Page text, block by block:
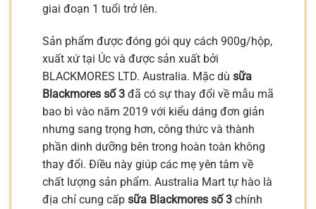
giai đoạn 1 tuổi trở lên.
Sản phẩm được đóng gói quy cách 900g/hộp,
xuất xứ tại Úc và được sản xuất bởi
BLACKMORES LTD. Australia. Mặc dù sữa
Blackmores số 3 đã có sự thay đổi về mẫu mã
bao bì vào năm 2019 với kiểu dáng đơn giản
nhưng sang trọng hơn, công thức và thành
phần dinh dưỡng bên trong hoàn toàn không
thay đổi. Điều này giúp các mẹ yên tâm về
chất lượng sản phẩm. Australia Mart tự hào là
địa chỉ cung cấp sữa Blackmores số 3 chính